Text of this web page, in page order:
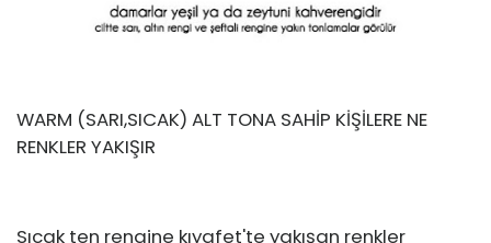
WARM (SARI,SICAK) ALT TONA SAHİP KİŞİLERE NE
RENKLER YAKIŞIR
Sıcak ten rengine kıyafet'te yakışan renkler